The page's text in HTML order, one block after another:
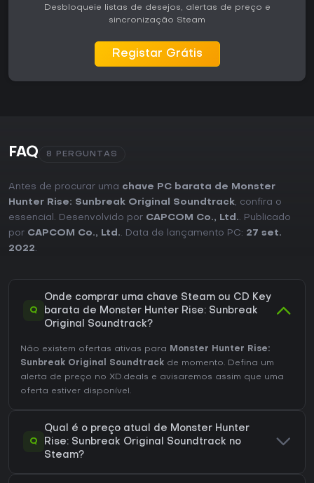
Desbloqueie listas de desejos, alertas de preço e
sincronização Steam
Registar Grátis
FAQ 8 PERGUNTAS
Antes de procurar uma chave PC barata de Monster
Hunter Rise: Sunbreak Original Soundtrack, confira o
essencial. Desenvolvido por CAPCOM Co., Ltd.. Publicado
por CAPCOM Co., Ltd.. Data de lançamento PC: 27 set.
2022.
Q
Onde comprar uma chave Steam ou CD Key
barata de Monster Hunter Rise: Sunbreak
Original Soundtrack?
Não existem ofertas ativas para Monster Hunter Rise:
Sunbreak Original Soundtrack de momento. Defina um
alerta de preço no XD.deals e avisaremos assim que uma
oferta estiver disponível.
Q
Qual é o preço atual de Monster Hunter
Rise: Sunbreak Original Soundtrack no
Steam?